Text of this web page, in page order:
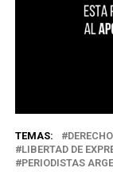
TEMAS:
LIBERTAD DE
PERIODISTAS